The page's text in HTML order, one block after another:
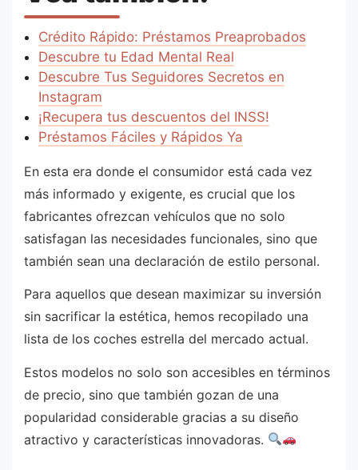
Crédito Rápido: Préstamos Preaprobados
Descubre tu Edad Mental Real
Descubre Tus Seguidores Secretos en
Instagram
¡Recupera tus descuentos del INSS!
Préstamos Fáciles y Rápidos Ya
En esta era donde el consumidor está cada vez
más informado y exigente, es crucial que los
fabricantes ofrezcan vehículos que no solo
satisfagan las necesidades funcionales, sino que
también sean una declaración de estilo personal.
Para aquellos que desean maximizar su inversión
sin sacrificar la estética, hemos recopilado una
lista de los coches estrella del mercado actual.
Estos modelos no solo son accesibles en términos
de precio, sino que también gozan de una
popularidad considerable gracias a su diseño
atractivo y características innovadoras.